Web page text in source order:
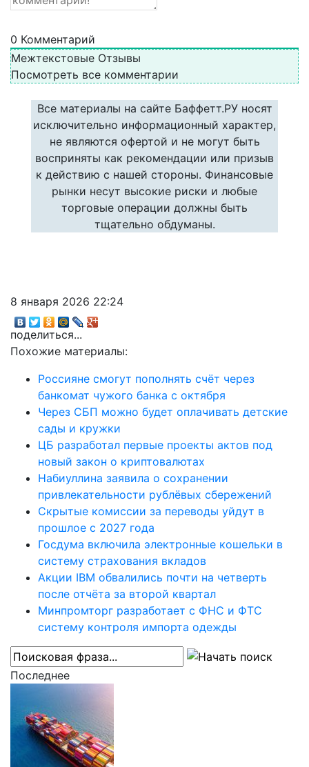
0 Комментарий
Межтекстовые Отзывы
Посмотреть все комментарии
Все материалы на сайте Баффетт.РУ носят
исключительно информационный характер,
не являются офертой и не могут быть
восприняты как рекомендации или призыв
к действию с нашей стороны. Финансовые
рынки несут высокие риски и любые
торговые операции должны быть
тщательно обдуманы.
8 января 2026 22:24
поделиться...
Похожие материалы:
Россияне смогут пополнять счёт через
банкомат чужого банка с октября
Через СБП можно будет оплачивать детские
сады и кружки
ЦБ разработал первые проекты актов под
новый закон о криптовалютах
Набиуллина заявила о сохранении
привлекательности рублёвых сбережений
Скрытые комиссии за переводы уйдут в
прошлое с 2027 года
Госдума включила электронные кошельки в
систему страхования вкладов
Акции IBM обвалились почти на четверть
после отчёта за второй квартал
Минпромторг разработает с ФНС и ФТС
систему контроля импорта одежды
Последнее